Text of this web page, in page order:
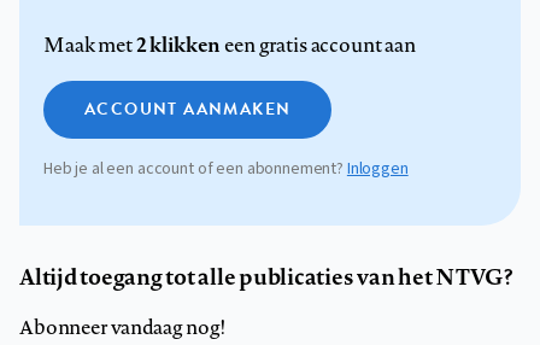
Maak met2 klikkeneen gratis account aan
ACCOUNT AANMAKEN
Heb je al een account of een abonnement?Inloggen
Altijd toegang tot alle publicaties van het NTVG?
Abonneer vandaag nog!